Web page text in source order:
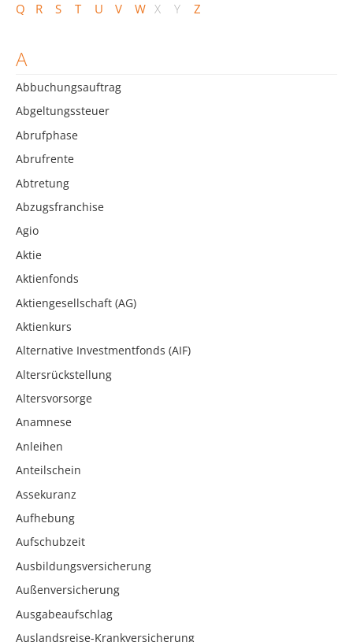
Q
R S T U V W X Y Z
A
Abbuchungsauftrag
Abgeltungssteuer
Abrufphase
Abrufrente
Abtretung
Abzugsfranchise
Agio
Aktie
Aktienfonds
Aktiengesellschaft (AG)
Aktienkurs
Alternative Investmentfonds (AIF)
Altersrückstellung
Altersvorsorge
Anamnese
Anleihen
Anteilschein
Assekuranz
Aufhebung
Aufschubzeit
Ausbildungsversicherung
Außenversicherung
Ausgabeaufschlag
Auslandsreise-Krankversicherung